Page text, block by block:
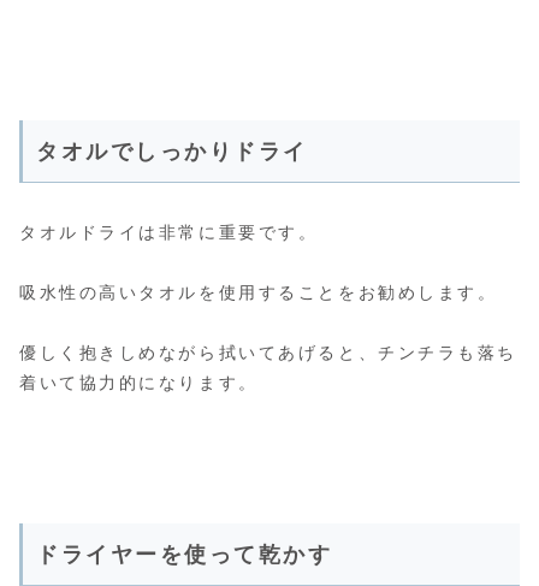
タオルでしっかりドライ
タオルドライは非常に重要です。
吸水性の高いタオルを使用することをお勧めします。
優しく抱きしめながら拭いてあげると、チンチラも落ち
着いて協力的になります。
ドライヤーを使って乾かす